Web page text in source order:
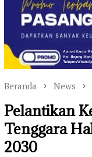
Beranda News
Pelantikan
Tenggara
2030